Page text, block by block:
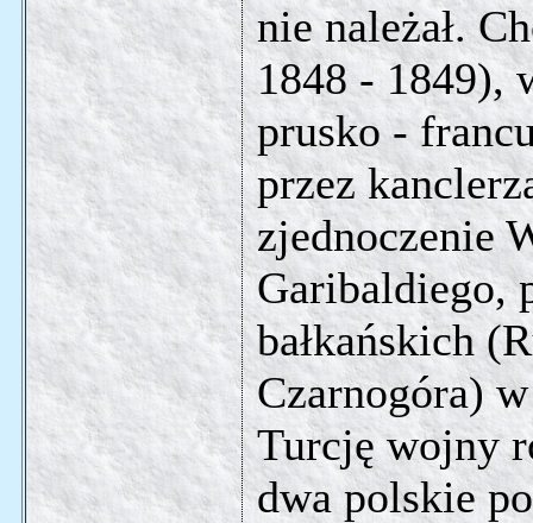
nie należał.
1848 - 1849),
prusko -
przez
zjednoczenie
Garibaldiego,
bałkańskich
Czarnogóra)
Turcję wojny
dwa polskie